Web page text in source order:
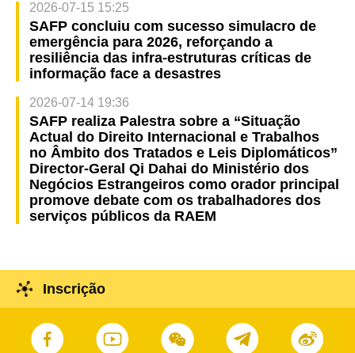
2026-07-15 15:25
SAFP concluiu com sucesso simulacro de
emergência para 2026, reforçando a
resiliência das infra-estruturas críticas de
informação face a desastres
2026-07-14 19:36
SAFP realiza Palestra sobre a “Situação
Actual do Direito Internacional e Trabalhos
no Âmbito dos Tratados e Leis Diplomáticos”
Director-Geral Qi Dahai do Ministério dos
Negócios Estrangeiros como orador principal
promove debate com os trabalhadores dos
serviços públicos da RAEM
Inscrição